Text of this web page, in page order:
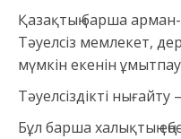
Қазақтың барша
Тәуелсіз мемлекет,
мүмкін екенін
Тәуелсіздікті
Бұл барша халықтың